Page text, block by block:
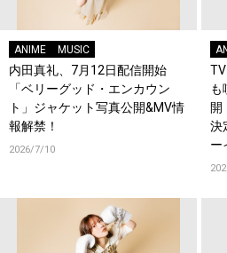
ANIME MUSIC
内田真礼、7月12日配信開始
「ベリーグッド・エンカウン
ト」ジャケット写真公開&MV情
報解禁！
2026/7/10
も
開
決
ー
主